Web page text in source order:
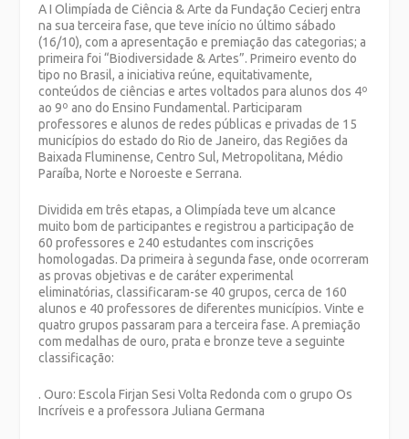
A I Olimpíada de Ciência & Arte da Fundação Cecierj entra
na sua terceira fase, que teve início no último sábado
(16/10), com a apresentação e premiação das categorias; a
primeira foi “Biodiversidade & Artes”. Primeiro evento do
tipo no Brasil, a iniciativa reúne, equitativamente,
conteúdos de ciências e artes voltados para alunos dos 4º
ao 9º ano do Ensino Fundamental. Participaram
professores e alunos de redes públicas e privadas de 15
municípios do estado do Rio de Janeiro, das Regiões da
Baixada Fluminense, Centro Sul, Metropolitana, Médio
Paraíba, Norte e Noroeste e Serrana.
Dividida em três etapas, a Olimpíadateve um alcance
muito bom de participantes e registrou a participação de
60 professores e 240 estudantes com inscrições
homologadas. Da primeira à segunda fase, onde ocorreram
as provas objetivas e de caráter experimental
eliminatórias, classificaram-se 40 grupos, cerca de 160
alunos e 40 professores de diferentes municípios. Vinte e
quatro grupos passaram para a terceira fase. A premiação
com medalhas de ouro, prata e bronze teve a seguinte
classificação:
. Ouro: Escola Firjan Sesi Volta Redonda com o grupo Os
Incríveis e a professora Juliana Germana